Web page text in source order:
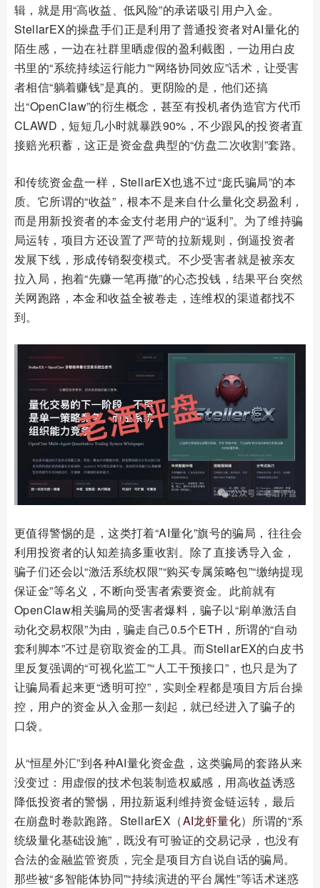
辑，就是用“高收益、低风险”的承诺吸引用户入金。
StellarEX的操盘手们正是利用了普通投资者对AI量化的
陌生感，一边在社群里晒虚假的盈利截图，一边用白皮
书里的“系统持续运行能力”“网络协同效应”话术，让受害
者相信“躺着赚钱”是真的。更阴险的是，他们还搞
出“OpenClaw”的衍生概念，甚至有投机者伪造官方代币
CLAWD，短短几小时就暴跌90%，不少跟风的投资者直
接赔光积蓄，这正是资金盘典型的“仿盘二次收割”套路。
和传统资金盘一样，StellarEX也逃不过“庞氏骗局”的本
质。它所谓的“收益”，根本不是来自什么量化交易盈利，
而是用新投资者的本金支付老用户的“返利”。为了维持骗
局运转，项目方还设置了严苛的拉新规则，倒逼投资者
发展下线，形成传销裂变模式。不少受害者就是被亲友
拉入局，抱着“先赚一笔再撤”的心态投钱，结果平台突然
关网跑路，本金和收益全被卷走，连维权的渠道都找不
到。
更值得警惕的是，这类打着“AI量化”旗号的骗局，往往会
利用投资者的认知差搞多重收割。除了直接诱导入金，
骗子们还会以“激活系统权限”“购买专属策略包”“缴纳提现
保证金”等名义，不断向受害者索要资金。此前就有
OpenClaw相关骗局的受害者爆料，骗子以“刷单激活自
动化交易权限”为由，骗走自己0.5个ETH，所谓的“自动
套利脚本”不过是窃取资金的工具。而StellarEX的白皮书
里反复强调的“可视化监工”“人工干预接口”，也只是为了
让骗局看起来更“透明可控”，实则全程都是项目方后台操
控，用户的资金从入金那一刻起，就已经进入了骗子的
口袋。
从“恒星外汇”到各种AI量化资金盘，这类骗局的套路从来
没变过：用虚假的技术包装制造权威感，用高收益诱惑
降低投资者的警惕，用拉新返利维持资金链运转，最后
在崩盘时卷款跑路。StellarEX（AI龙虾量化）所谓的“系
统级量化基础设施”，既没有可验证的交易记录，也没有
合法的金融监管资质，完全是项目方自说自话的骗局。
那些被“多智能体协同”“持续演进的平台属性”等话术迷惑